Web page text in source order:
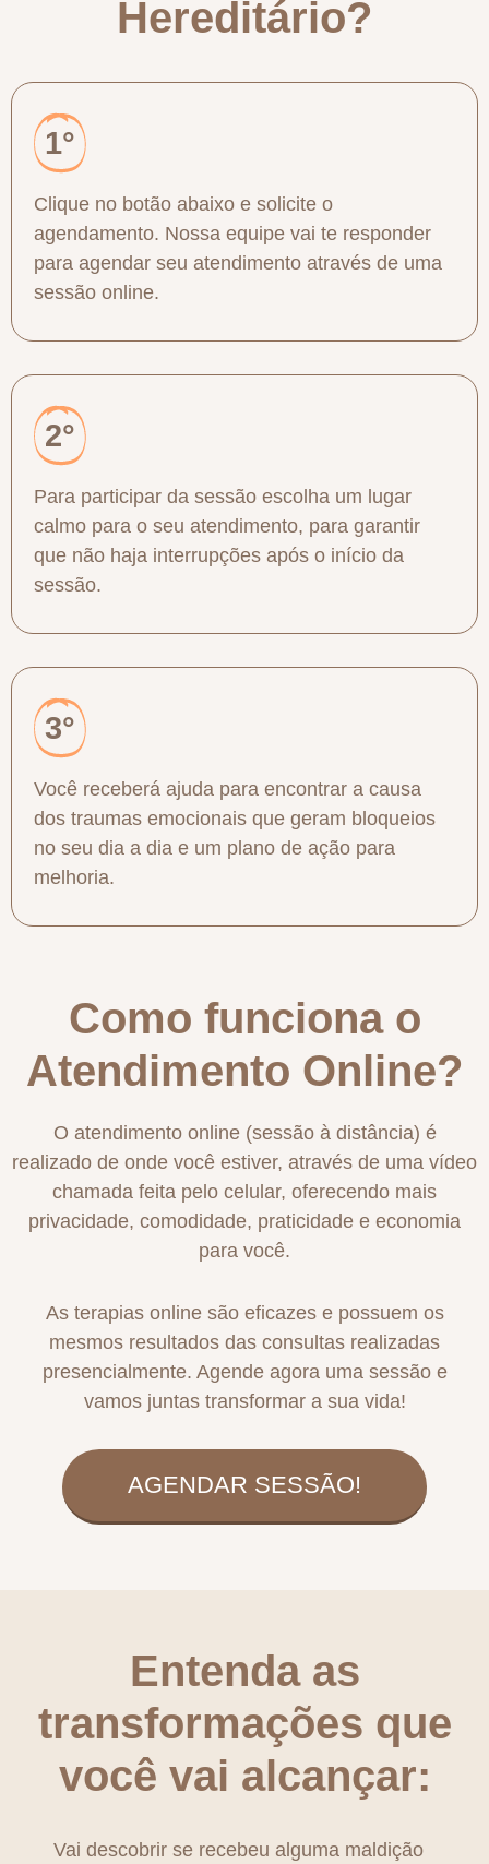
Hereditário?
1°
Clique no botão abaixo e solicite o
agendamento. Nossa equipe vai te responder
para agendar seu atendimento através de uma
sessão online.
2°
Para participar da sessão escolha um lugar
calmo para o seu atendimento, para garantir
que não haja interrupções após o início da
sessão.
3°
Você receberá ajuda para encontrar a causa
dos traumas emocionais que geram bloqueios
no seu dia a dia e um plano de ação para
melhoria.
Como funciona o
Atendimento Online?
O atendimento online (sessão à distância) é
realizado de onde você estiver, através de uma vídeo
chamada feita pelo celular, oferecendo mais
privacidade, comodidade, praticidade e economia
para você.
As terapias online são eficazes e possuem os
mesmos resultados das consultas realizadas
presencialmente. Agende agora uma sessão e
vamos juntas transformar a sua vida!
AGENDAR SESSÃO!
Entenda as
transformações que
você vai alcançar:
Vai descobrir se recebeu alguma maldição